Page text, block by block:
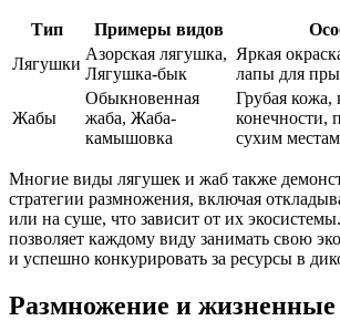
Тип Примеры видов
Лягушки
Азорская лягушка,
Лягушка-бык
Яркая
лапы для
Жабы
Обыкновенная
жаба, Жаба-
камышовка
Грубая кожа,
конечности,
сухим местам
Многие виды лягушек и жаб также
стратегии размножения, включая
или на суше, что зависит от их
позволяет каждому виду занимать свою
и успешно конкурировать за ресурсы в
Размножение и